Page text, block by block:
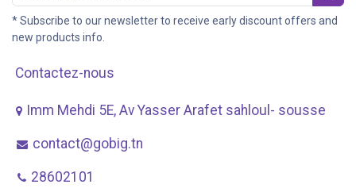
* Subscribe to our newsletter to receive early discount offers and
new products info.
Contactez-nous
Imm Mehdi 5E, Av ​Yasser Arafet sahloul- sousse
contact@gobig.tn
28602101